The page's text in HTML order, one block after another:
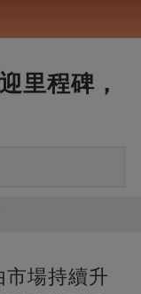
里程碑，
場持續升